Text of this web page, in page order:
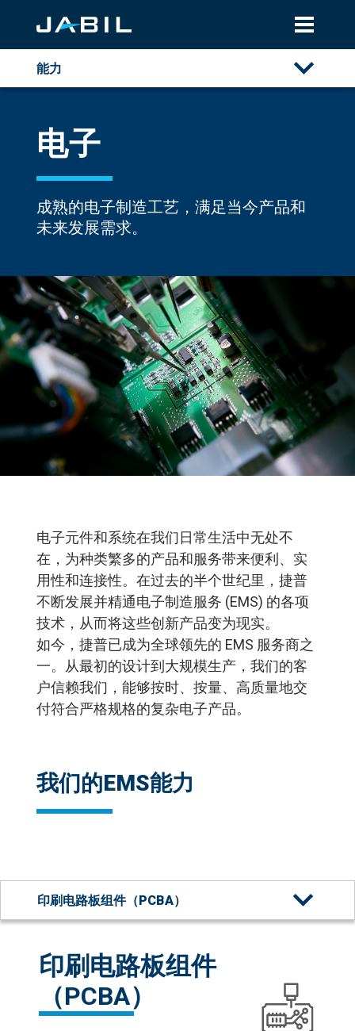
能力
自动化
定制精密自动化
电子
大尺寸装配
光学
塑料
捷普模塑学院
电子
成熟的电子制造工艺，满足当今产品和
未来发展需求。
电子元件和系统在我们日常生活中无处不
在，为种类繁多的产品和服务带来便利、实
用性和连接性。在过去的半个世纪里，捷普
不断发展并精通电子制造服务 (EMS) 的各项
技术，从而将这些创新产品变为现实。
如今，捷普已成为全球领先的 EMS 服务商之
一。从最初的设计到大规模生产，我们的客
户信赖我们，能够按时、按量、高质量地交
付符合严格规格的复杂电子产品。
我们的EMS能力
印刷电路板组件（PCBA）
印刷与柔性混合电子
小型化
印刷电路板组件
（PCBA）